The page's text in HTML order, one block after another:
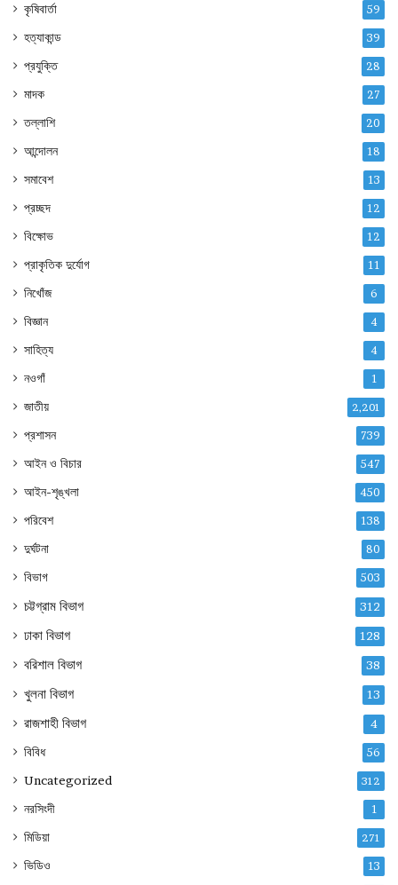
কৃষিবার্তা 59
হত্যাকান্ড 39
প্রযুক্তি 28
মাদক 27
তল্লাশি 20
আন্দোলন 18
সমাবেশ 13
প্রচ্ছদ 12
বিক্ষোভ 12
প্রাকৃতিক দুর্যোগ 11
নিখোঁজ 6
বিজ্ঞান 4
সাহিত্য 4
নওগাঁ 1
জাতীয় 2,201
প্রশাসন 739
আইন ও বিচার 547
আইন-শৃঙ্খলা 450
পরিবেশ 138
দুর্ঘটনা 80
বিভাগ 503
চট্টগ্রাম বিভাগ 312
ঢাকা বিভাগ 128
বরিশাল বিভাগ 38
খুলনা বিভাগ 13
রাজশাহী বিভাগ 4
বিবিধ 56
Uncategorized 312
নরসিংদী 1
মিডিয়া 271
ভিডিও 13